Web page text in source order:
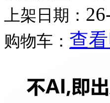
上架日期：
购物车： 查